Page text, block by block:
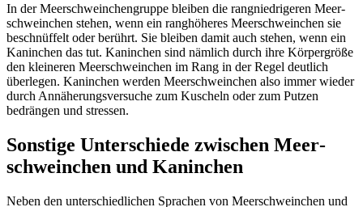
In der Meer­schwein­chen­grup­pe blei­ben die rang­nied­ri­ge­ren Meer­
schwein­chen ste­hen, wenn ein rang­hö­he­res Meer­schwein­chen sie
beschnüf­felt oder berührt. Sie blei­ben damit auch ste­hen, wenn ein
Kanin­chen das tut. Kanin­chen sind näm­lich durch ihre Kör­per­grö­ße
den klei­ne­ren Meer­schwein­chen im Rang in der Regel deut­lich
über­le­gen. Kanin­chen wer­den Meer­schwein­chen also immer wie­der
durch Annä­he­rungs­ver­su­che zum Kuscheln oder zum Put­zen
bedrän­gen und stres­sen.
Sons­ti­ge Unter­schie­de zwi­schen Meer­
schwein­chen und Kanin­chen
Neben den unter­schied­li­chen Spra­chen von Meer­schwein­chen und